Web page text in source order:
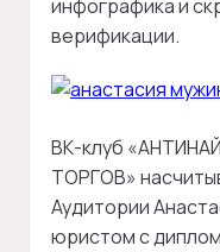
инфографика и
верификации.
ВК-клуб
ТОРГОВ»
Аудитории
юристом с